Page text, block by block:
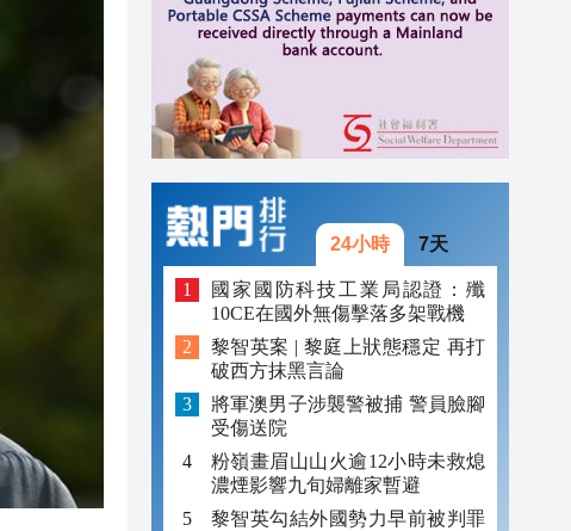
20:41
24小時 7天
國家國防科技工業局認證：殲
10CE在國外無傷擊落多架戰機
黎智英案 | 黎庭上狀態穩定 再打
破西方抹黑言論
將軍澳男子涉襲警被捕 警員臉腳
受傷送院
粉嶺畫眉山山火逾12小時未救熄
濃煙影響九旬婦離家暫避
黎智英勾結外國勢力早前被判罪